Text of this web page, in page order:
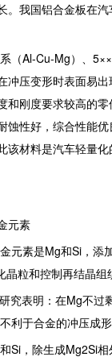
。我国铝合金板在
Al-Cu-Mg）、
冲压变形时表面易
和刚度要求较高的
蚀性好，综合性能
该材料是汽车轻量
元素
素是Mg和Si，添
粒和控制再结晶组
表明：在Mg不过
利于合金的冲压成形
，除生成Mg2Si相